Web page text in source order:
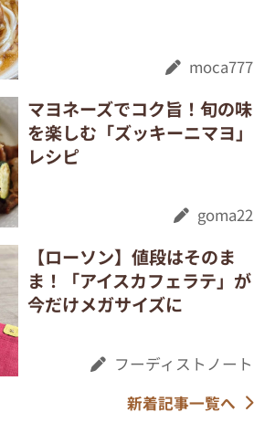
moca777
マヨネーズでコク旨！旬の味
を楽しむ「ズッキーニマヨ」
レシピ
goma22
【ローソン】値段はそのま
ま！「アイスカフェラテ」が
今だけメガサイズに
フーディストノート
新着記事一覧へ